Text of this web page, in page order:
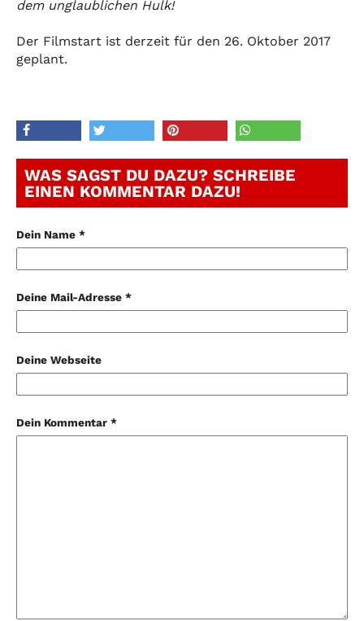
dem unglaublichen Hulk!
Der Filmstart ist derzeit für den 26. Oktober 2017
geplant.
WAS SAGST DU DAZU? SCHREIBE
EINEN KOMMENTAR DAZU!
Dein Name *
Deine Mail-Adresse *
Deine Webseite
Dein Kommentar *